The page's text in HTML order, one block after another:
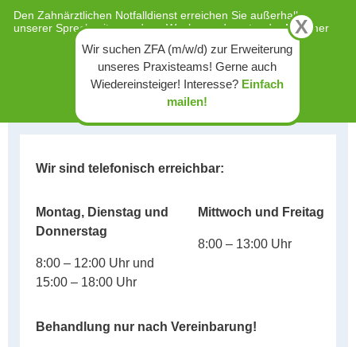
Den Zahnärztlichen Notfalldienst erreichen Sie außerhalb
unserer Sprechzeiten und am Wochenende unter der Nummer
01805 - 986700
(14 Cent/Min. aus dem dt. Festnetz)
Wir sind telefonisch erreichbar:
Montag, Dienstag und
Donnerstag
8:00 – 12:00 Uhr und
15:00 – 18:00 Uhr
Mittwoch und Freitag
8:00 – 13:00 Uhr
Behandlung nur nach Vereinbarung!
X
Wir suchen ZFA (m/w/d) zur Erweiterung
unseres Praxisteams! Gerne auch
Wiedereinsteiger! Interesse? Einfach
mailen!